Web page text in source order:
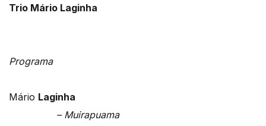
Trio Mário Laginha
Programa
Mário Laginha
– Muirapuama